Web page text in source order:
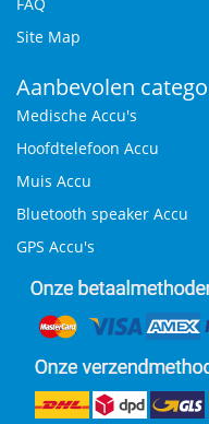
Site Map
Aanbevolen
Medische Accu's
Hoofdtelefoon Accu
Muis Accu
Bluetooth speaker Accu
GPS Accu's